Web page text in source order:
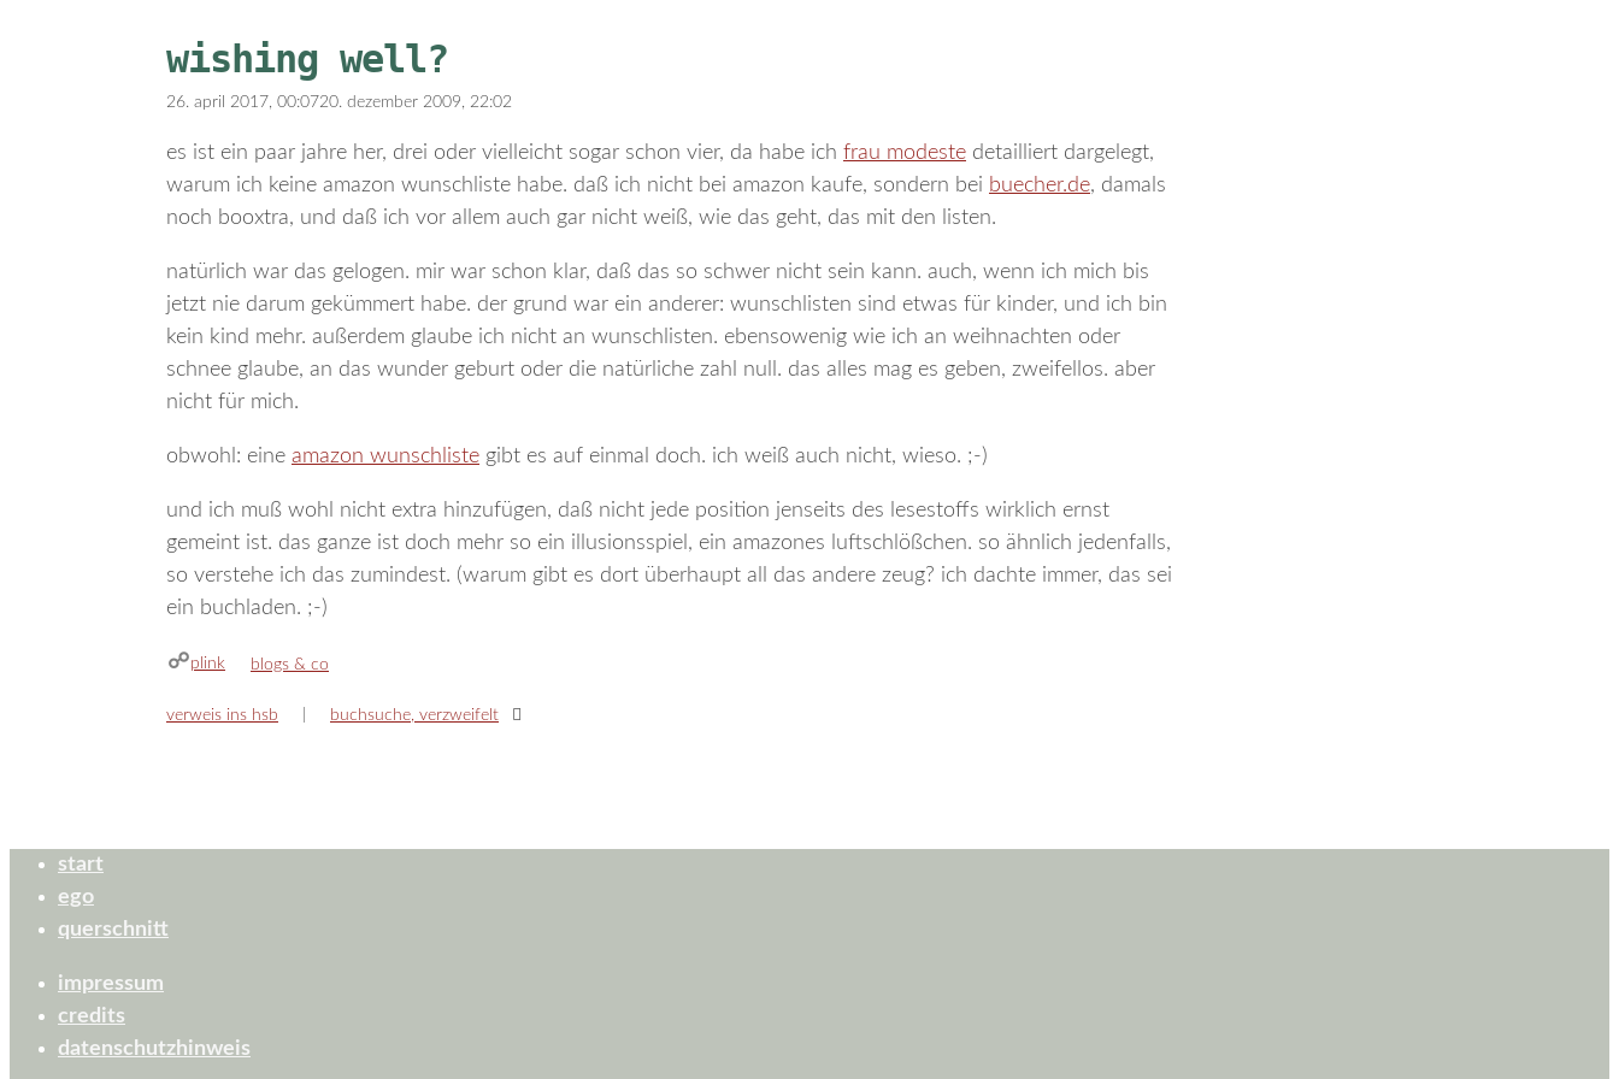
wishing well?
26. april 2017, 00:0720. dezember 2009, 22:02
es ist ein paar jahre her, drei oder vielleicht sogar schon vier, da habe ich frau modeste detailliert dargelegt,
warum ich keine amazon wunschliste habe. daß ich nicht bei amazon kaufe, sondern bei buecher.de, damals
noch booxtra, und daß ich vor allem auch gar nicht weiß, wie das geht, das mit den listen.
natürlich war das gelogen. mir war schon klar, daß das so schwer nicht sein kann. auch, wenn ich mich bis
jetzt nie darum gekümmert habe. der grund war ein anderer: wunschlisten sind etwas für kinder, und ich bin
kein kind mehr. außerdem glaube ich nicht an wunschlisten. ebensowenig wie ich an weihnachten oder
schnee glaube, an das wunder geburt oder die natürliche zahl null. das alles mag es geben, zweifellos. aber
nicht für mich.
obwohl: eine amazon wunschliste gibt es auf einmal doch. ich weiß auch nicht, wieso. ;-)
und ich muß wohl nicht extra hinzufügen, daß nicht jede position jenseits des lesestoffs wirklich ernst
gemeint ist. das ganze ist doch mehr so ein illusionsspiel, ein amazones luftschlößchen. so ähnlich jedenfalls,
so verstehe ich das zumindest. (warum gibt es dort überhaupt all das andere zeug? ich dachte immer, das sei
ein buchladen. ;-)
plink kategorien
blogs & co
verweis ins hsb buchsuche, verzweifelt
start
ego
querschnitt
impressum
credits
datenschutzhinweis